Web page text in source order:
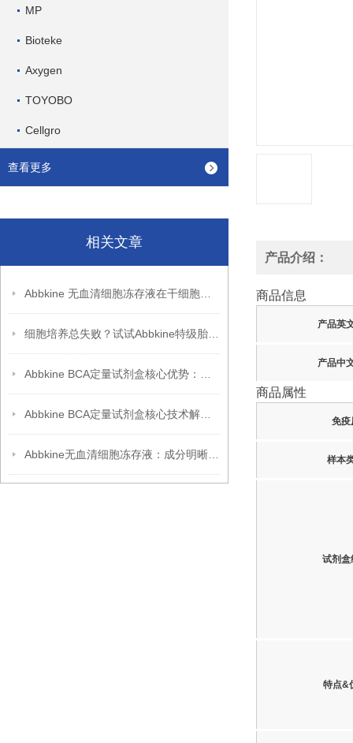
MP
Bioteke
Axygen
TOYOBO
Cellgro
查看更多
相关文章
产品介绍：
商品信息
产品英
产品中
商品属性
免疫
样本
试剂盒
特点&